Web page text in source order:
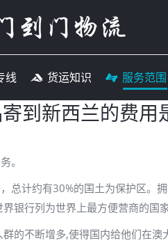
线 货运知识 服务范围
到新西兰的费用
。
总计约有30%的国土为保护区。
银行列为世界上最方便营商的国
的不断增多,使得国内给他们在
门到门运输专线 货运知识